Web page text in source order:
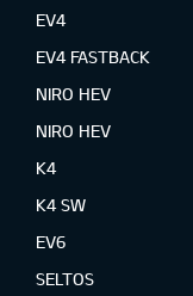
EV4
EV4 FASTBACK
NIRO HEV
NIRO HEV
K4
K4 SW
EV6
SELTOS